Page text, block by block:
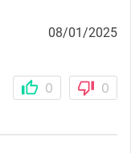
08/01/2025
0 0